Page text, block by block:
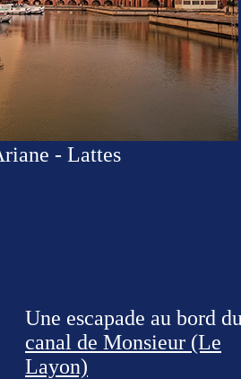
- Lattes
Une escapade au bord du
canal de Monsieur (Le
Layon)